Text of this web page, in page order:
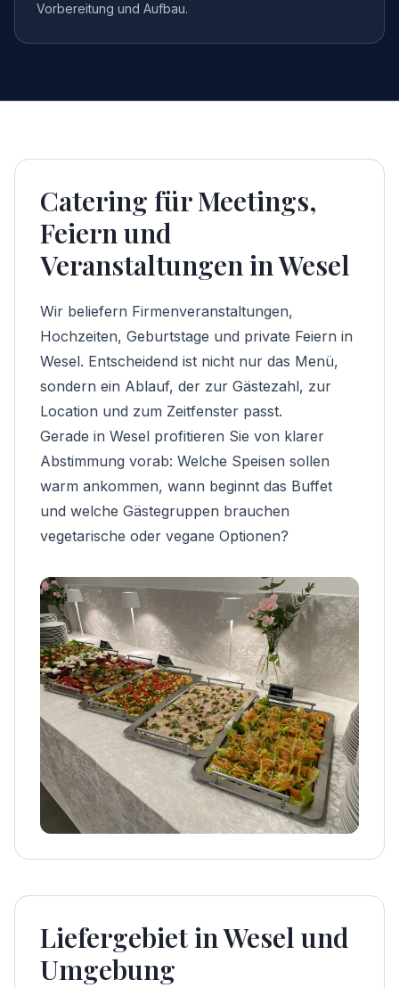
Vorbereitung und Aufbau.
Catering für Meetings,
Feiern und
Veranstaltungen in Wesel
Wir beliefern Firmenveranstaltungen,
Hochzeiten, Geburtstage und private Feiern in
Wesel. Entscheidend ist nicht nur das Menü,
sondern ein Ablauf, der zur Gästezahl, zur
Location und zum Zeitfenster passt.
Gerade in Wesel profitieren Sie von klarer
Abstimmung vorab: Welche Speisen sollen
warm ankommen, wann beginnt das Buffet
und welche Gästegruppen brauchen
vegetarische oder vegane Optionen?
Liefergebiet in Wesel und
Umgebung